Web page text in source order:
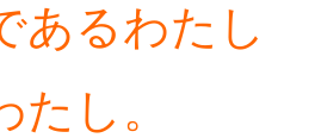
あるわたし
し。